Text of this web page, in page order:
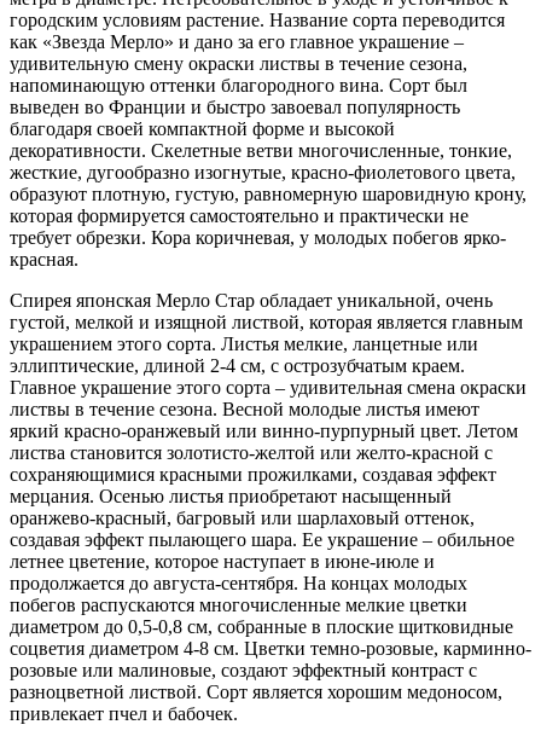
городским условиям растение. Название сорта переводится
как «Звезда Мерло» и дано за его главное украшение –
удивительную смену окраски листвы в течение сезона,
напоминающую оттенки благородного вина. Сорт был
выведен во Франции и быстро завоевал популярность
благодаря своей компактной форме и высокой
декоративности. Скелетные ветви многочисленные, тонкие,
жесткие, дугообразно изогнутые, красно-фиолетового цвета,
образуют плотную, густую, равномерную шаровидную крону,
которая формируется самостоятельно и практически не
требует обрезки. Кора коричневая, у молодых побегов ярко-
красная.
Спирея японская Мерло Стар обладает уникальной, очень
густой, мелкой и изящной листвой, которая является главным
украшением этого сорта. Листья мелкие, ланцетные или
эллиптические, длиной 2-4 см, с острозубчатым краем.
Главное украшение этого сорта – удивительная смена окраски
листвы в течение сезона. Весной молодые листья имеют
яркий красно-оранжевый или винно-пурпурный цвет. Летом
листва становится золотисто-желтой или желто-красной с
сохраняющимися красными прожилками, создавая эффект
мерцания. Осенью листья приобретают насыщенный
оранжево-красный, багровый или шарлаховый оттенок,
создавая эффект пылающего шара. Ее украшение – обильное
летнее цветение, которое наступает в июне-июле и
продолжается до августа-сентября. На концах молодых
побегов распускаются многочисленные мелкие цветки
диаметром до 0,5-0,8 см, собранные в плоские щитковидные
соцветия диаметром 4-8 см. Цветки темно-розовые, карминно-
розовые или малиновые, создают эффектный контраст с
разноцветной листвой. Сорт является хорошим медоносом,
привлекает пчел и бабочек.